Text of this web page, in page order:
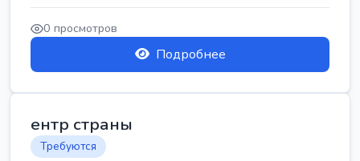
0 просмотров
Подробнее
ентр страны
Требуются